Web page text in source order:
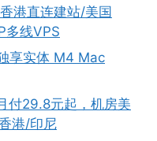
港直连建站/美国
多线VPS
享实体 M4 Mac
付29.8元起，机房美
港/印尼